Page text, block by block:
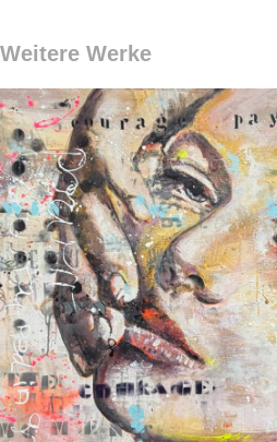
Weitere Werke